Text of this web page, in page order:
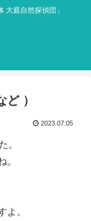
大庭自然探偵団」
）
2023.07.05
。
。
よ。